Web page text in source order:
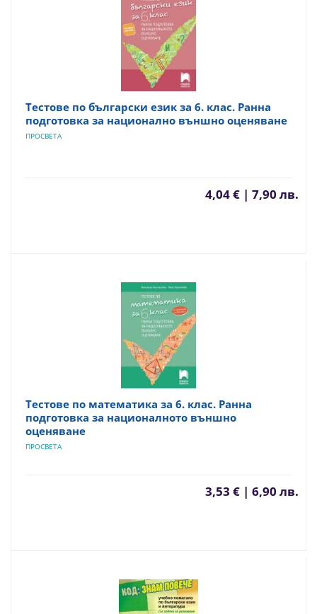
Тестове по български език за 6. клас. Ранна
подготовка за национално външно оценяване
ПРОСВЕТА
4,04 € | 7,90 лв.
Тестове по математика за 6. клас. Ранна
подготовка за националното външно
оценяване
ПРОСВЕТА
3,53 € | 6,90 лв.